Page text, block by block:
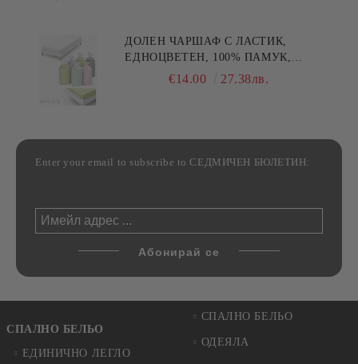
ДОЛЕН ЧАРШАФ С ЛАСТИК,
ЕДНОЦВЕТЕН, 100% ПАМУК,
РАЗЛИЧНИ РАЗМЕРИ
€14.00 27.38лв.
Enter your email to subscribe to СЕДМИЧЕН БЮЛЕТИН:
СПАЛНО БЕЛЬО
ЕДИНИЧНО ЛЕГЛО
СПАЛНО БЕЛЬО
ОДЕЯЛА